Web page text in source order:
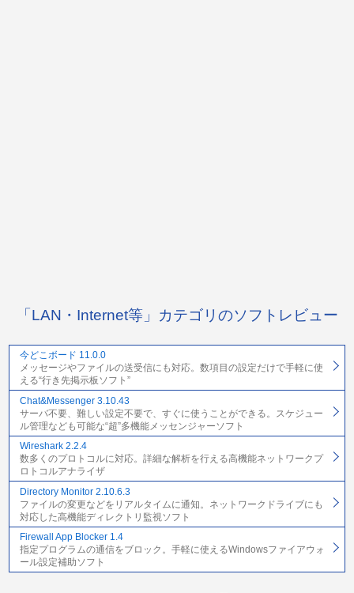
「LAN・Internet等」カテゴリのソフトレビュー
今どこボード 11.0.0
メッセージやファイルの送受信にも対応。数項目の設定だけで手軽に使
える“行き先掲示板ソフト”
Chat&Messenger 3.10.43
サーバ不要、難しい設定不要で、すぐに使うことができる。スケジュー
ル管理なども可能な“超”多機能メッセンジャーソフト
Wireshark 2.2.4
数多くのプロトコルに対応。詳細な解析を行える高機能ネットワークプ
ロトコルアナライザ
Directory Monitor 2.10.6.3
ファイルの変更などをリアルタイムに通知。ネットワークドライブにも
対応した高機能ディレクトリ監視ソフト
Firewall App Blocker 1.4
指定プログラムの通信をブロック。手軽に使えるWindowsファイアウォ
ール設定補助ソフト